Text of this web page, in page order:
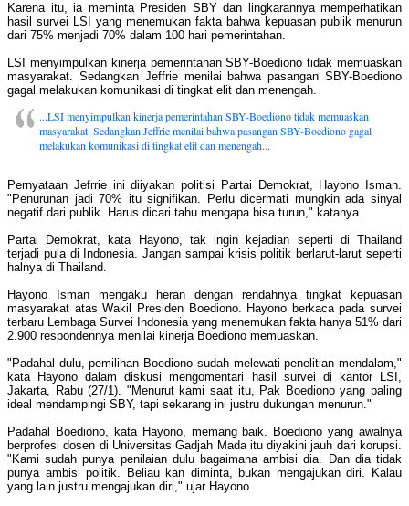
Karena itu, ia meminta Presiden SBY dan lingkarannya memperhatikan
hasil survei LSI yang menemukan fakta bahwa kepuasan publik menurun
dari 75% menjadi 70% dalam 100 hari pemerintahan.
LSI menyimpulkan kinerja pemerintahan SBY-Boediono tidak memuaskan
masyarakat. Sedangkan Jeffrie menilai bahwa pasangan SBY-Boediono
gagal melakukan komunikasi di tingkat elit dan menengah.
...LSI menyimpulkan kinerja pemerintahan SBY-Boediono tidak memuaskan
masyarakat. Sedangkan Jeffrie menilai bahwa pasangan SBY-Boediono gagal
melakukan komunikasi di tingkat elit dan menengah...
Pernyataan Jefrrie ini diiyakan politisi Partai Demokrat, Hayono Isman.
"Penurunan jadi 70% itu signifikan. Perlu dicermati mungkin ada sinyal
negatif dari publik. Harus dicari tahu mengapa bisa turun," katanya.
Partai Demokrat, kata Hayono, tak ingin kejadian seperti di Thailand
terjadi pula di Indonesia. Jangan sampai krisis politik berlarut-larut seperti
halnya di Thailand.
Hayono Isman mengaku heran dengan rendahnya tingkat kepuasan
masyarakat atas Wakil Presiden Boediono. Hayono berkaca pada survei
terbaru Lembaga Survei Indonesia yang menemukan fakta hanya 51% dari
2.900 respondennya menilai kinerja Boediono memuaskan.
"Padahal dulu, pemilihan Boediono sudah melewati penelitian mendalam,"
kata Hayono dalam diskusi mengomentari hasil survei di kantor LSI,
Jakarta, Rabu (27/1). "Menurut kami saat itu, Pak Boediono yang paling
ideal mendampingi SBY, tapi sekarang ini justru dukungan menurun."
Padahal Boediono, kata Hayono, memang baik. Boediono yang awalnya
berprofesi dosen di Universitas Gadjah Mada itu diyakini jauh dari korupsi.
"Kami sudah punya penilaian dulu bagaimana ambisi dia. Dan dia tidak
punya ambisi politik. Beliau kan diminta, bukan mengajukan diri. Kalau
yang lain justru mengajukan diri," ujar Hayono.